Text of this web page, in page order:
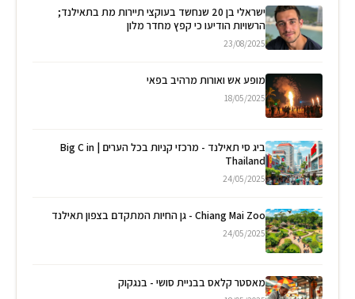
ישראלי בן 20 שנחשד בעוקצי תיירות מת בתאילנד;
הרשויות הודיעו כי קפץ מחדר מלון
23/08/2025
מופע אש ואורות מרהיב בפאי
18/05/2025
ביג סי תאילנד - מרכזי קניות בכל הערים | Big C in
Thailand
24/05/2025
Chiang Mai Zoo - גן החיות המתקדם בצפון תאילנד
24/05/2025
מאסטר קלאס בבניית סושי - בנגקוק